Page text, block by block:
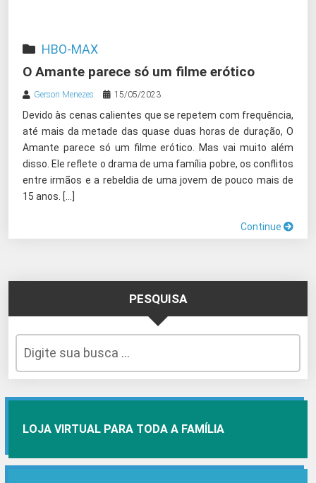
HBO-MAX
O Amante parece só um filme erótico
Gerson Menezes 15/05/2023
Devido às cenas calientes que se repetem com frequência,
até mais da metade das quase duas horas de duração, O
Amante parece só um filme erótico. Mas vai muito além
disso. Ele reflete o drama de uma família pobre, os conflitos
entre irmãos e a rebeldia de uma jovem de pouco mais de
15 anos. […]
Continue
PESQUISA
LOJA VIRTUAL PARA TODA A FAMÍLIA